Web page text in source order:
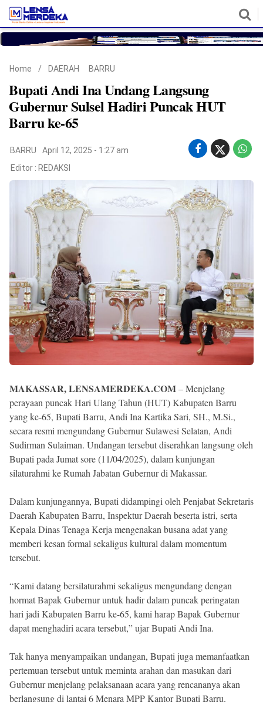
Copyright
Merdeka
Home / DAERAH BARRU
Bupati Andi Ina Undang Langsung
Gubernur Sulsel Hadiri Puncak HUT
Barru ke-65
BARRU
April 12, 2025 - 1:27 am
Editor : REDAKSI
MAKASSAR, LENSAMERDEKA.COM– Menjelang
perayaan puncak Hari Ulang Tahun (HUT) Kabupaten Barru
yang ke-65, Bupati Barru, Andi Ina Kartika Sari, SH., M.Si.,
secara resmi mengundang Gubernur Sulawesi Selatan, Andi
Sudirman Sulaiman. Undangan tersebut diserahkan langsung oleh
Bupati pada Jumat sore (11/04/2025), dalam kunjungan
silaturahmi ke Rumah Jabatan Gubernur di Makassar.
Dalam kunjungannya, Bupati didampingi oleh Penjabat Sekretaris
Daerah Kabupaten Barru, Inspektur Daerah beserta istri, serta
Kepala Dinas Tenaga Kerja mengenakan busana adat yang
memberi kesan formal sekaligus kultural dalam momentum
tersebut.
“Kami datang bersilaturahmi sekaligus mengundang dengan
hormat Bapak Gubernur untuk hadir dalam puncak peringatan
hari jadi Kabupaten Barru ke-65, kami harap Bapak Gubernur
dapat menghadiri acara tersebut,” ujar Bupati Andi Ina.
Tak hanya menyampaikan undangan, Bupati juga memanfaatkan
pertemuan tersebut untuk meminta arahan dan masukan dari
Gubernur menjelang pelaksanaan acara yang rencananya akan
berlangsung di lantai 6 Menara MPP Kantor Bupati Barru.